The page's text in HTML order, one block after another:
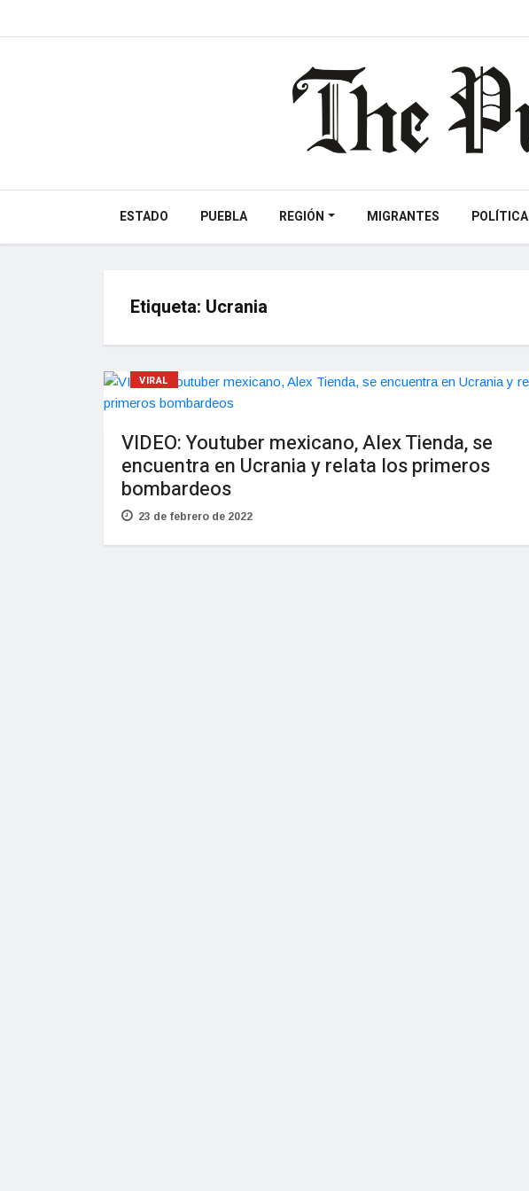
ESTADO PUEBLA REGIÓN MIGRANTES POLÍTICA
Etiqueta: Ucrania
VIRAL
VIDEO: Youtuber mexicano, Alex Tienda, se
encuentra en Ucrania y relata los primeros
bombardeos
23 de febrero de 2022